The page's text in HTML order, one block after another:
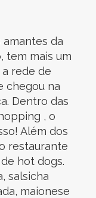
amantes da
tem mais um
rede de
chegou na
Dentro das
, o
Além dos
restaurante
hot dogs.
salsicha
maionese